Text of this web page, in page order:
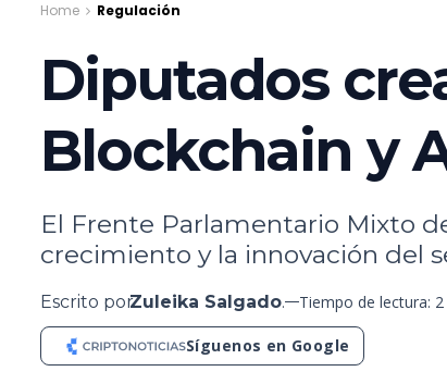
Home Regulación
Diputados
Blockchain y
El Frente Parlamentario Mixto
crecimiento y la innovación del
Escrito porZuleika Salgado. Tiempo de lectura:
Síguenos en Google